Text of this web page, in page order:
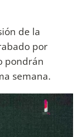
de la
por
pondrán
semana.